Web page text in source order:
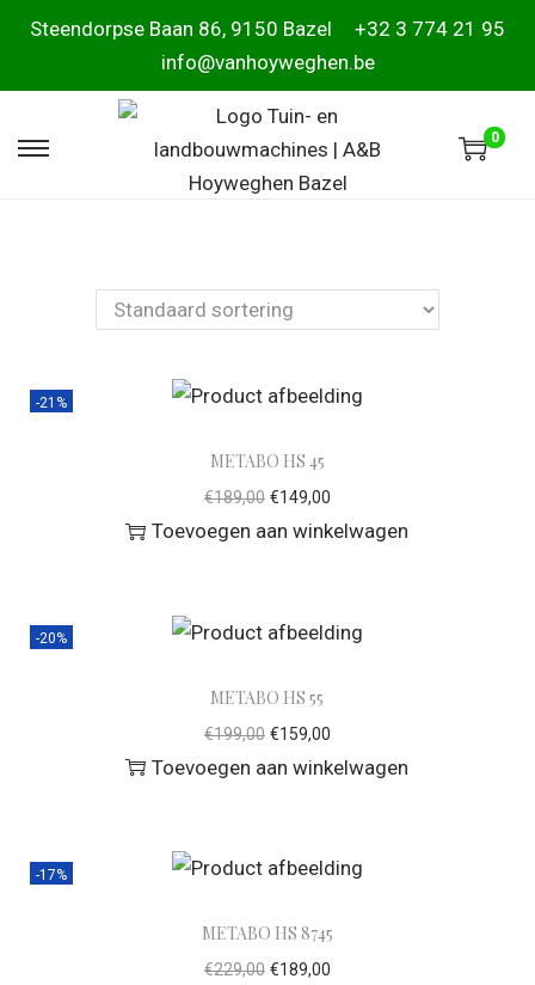
Steendorpse Baan 86, 9150 Bazel
+32 3 774 21 95
info@vanhoyweghen.be
0
-21%
METABO HS 45
€189,00 €149,00
Toevoegen aan winkelwagen
-20%
METABO HS 55
€199,00 €159,00
Toevoegen aan winkelwagen
-17%
METABO HS 8745
€229,00 €189,00